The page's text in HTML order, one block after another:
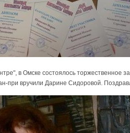
в Омске состоялось торжественное
при вручили Дарине Сидоровой.